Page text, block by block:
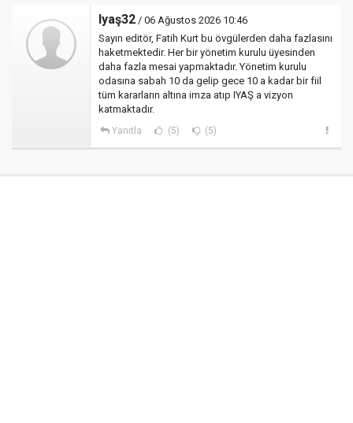
Iyaş32 / 06 Ağustos 2026 10:46
Sayın editör, Fatih Kurt bu övgülerden daha fazlasını
haketmektedir. Her bir yönetim kurulu üyesinden
daha fazla mesai yapmaktadır. Yönetim kurulu
odasına sabah 10 da gelip gece 10 a kadar bir fiil
tüm kararların altına imza atıp IYAŞ a vizyon
katmaktadır.
Yanıtla (5) (5)